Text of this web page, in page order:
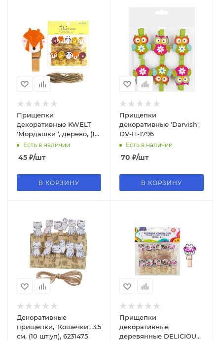
Прищепки
декоративные KWELT
'Мордашки ', дерево, (10
шт;уп), K-15630
Есть в наличии
45 ₽/шт
В КОРЗИНУ
Прищепки
декоративные 'Darvish',
DV-H-1796
Есть в наличии
70 ₽/шт
В КОРЗИНУ
Декоративные
прищепки, 'Кошечки', 3,5
см, (10 шт;уп), 6231475
Прищепки
декоративные
деревянные DELICIOUS